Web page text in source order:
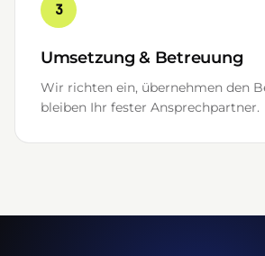
3
Umsetzung & Betreuung
Wir richten ein, übernehmen den
bleiben Ihr fester Ansprechpartner.